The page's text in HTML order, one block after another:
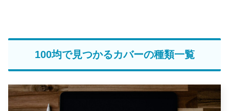
100均で見つかるカバーの種類一覧